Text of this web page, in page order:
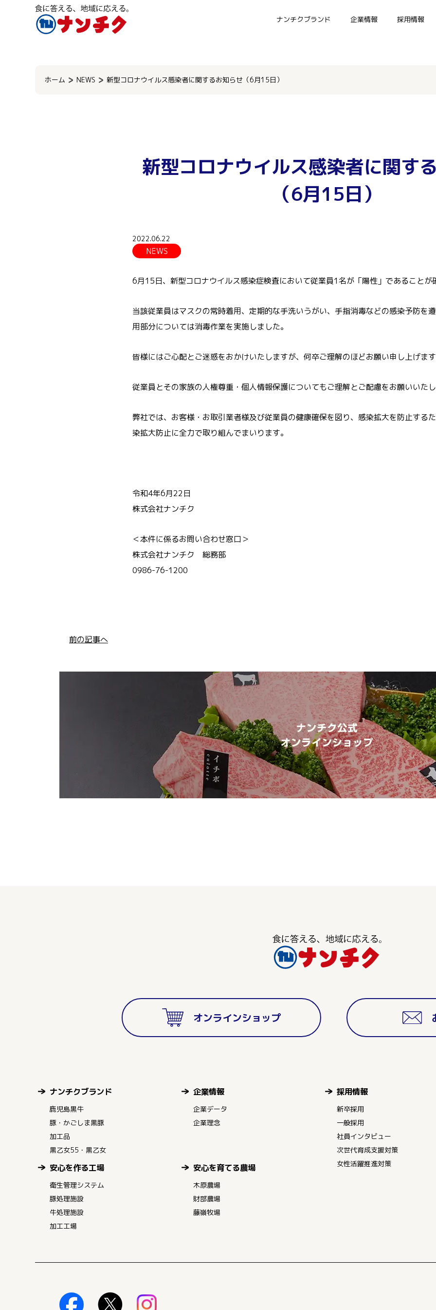
ナンチクブランド 企業情報 採用情報
ホーム NEWS 新型コロナウイルス感染者に関するお知らせ（6月15日）
新型コロナウイルス感染者に関す
（6月15日）
2022.06.22
NEWS
6月15日、新型コロナウイルス感染症検査において従業員1名が「陽性」であることが
当該従業員はマスクの常時着用、定期的な手洗いうがい、手指消毒などの感染予防を
用部分については消毒作業を実施しました。
皆様にはご心配とご迷惑をおかけいたしますが、何卒ご理解のほどお願い申し上げます
従業員とその家族の人権尊重・個人情報保護についてもご理解とご配慮をお願いいたし
弊社では、お客様・お取引業者様及び従業員の健康確保を図り、感染拡大を防止する
染拡大防止に全力で取り組んでまいります。
令和4年6月22日
株式会社ナンチク
＜本件に係るお問い合わせ窓口＞
株式会社ナンチク 総務部
0986-76-1200
前の記事へ
オンラインショップ
ナンチクブランド
鹿児島黒牛
豚・かごしま黒豚
加工品
黒乙女55・黒乙女
安心を作る工場
衛生管理システム
豚処理施設
牛処理施設
加工工場
企業情報
企業データ
企業理念
安心を育てる農場
木原農場
財部農場
藤嶺牧場
採用情報
新卒採用
一般採用
社員インタビュー
次世代育成支援対策
女性活躍推進対策